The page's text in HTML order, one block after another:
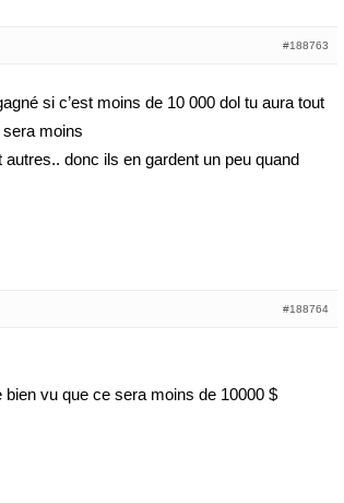
#188763
si c’est moins de 10 000 dol tu aura tout
moins
donc ils en gardent un peu quand
#188764
bien vu que ce sera moins de 10000 $